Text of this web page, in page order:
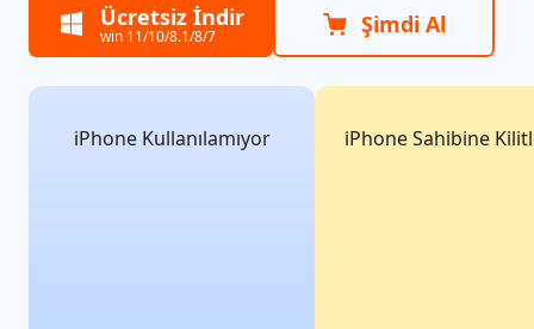
Ücretsiz İndir
win 11/10/8.1/8/7 Şimdi Al
iPhone Kullanılamıyor iPhone Sahibine